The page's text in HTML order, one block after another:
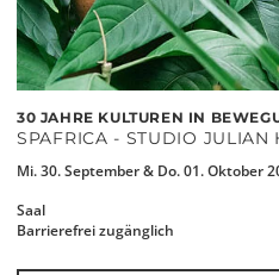
30 JAHRE KULTUREN IN
SPAFRICA - STUDIO JULIAN
Mi. 30. September & Do. 01. Oktober
Saal
Barrierefrei zugänglich